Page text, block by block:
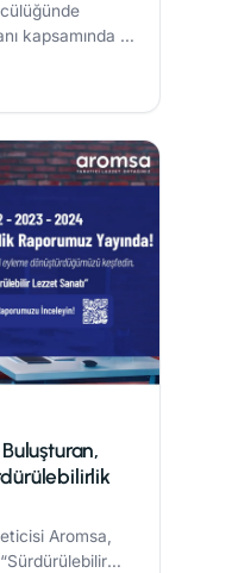
kapsamında 11
önemli
Aromsa,